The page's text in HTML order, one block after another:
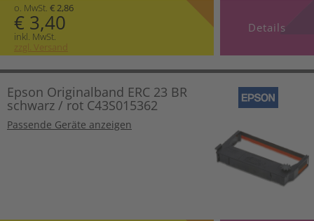
o. MwSt. € 2,86
€ 3,40
inkl. MwSt.
zzgl. Versand
Details
Epson Originalband ERC 23 BR
schwarz / rot C43S015362
Passende Geräte anzeigen